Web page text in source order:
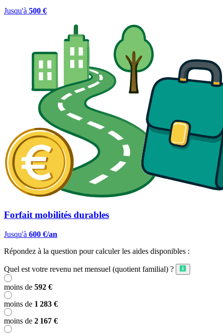
Jusqu'à 500 €
Forfait mobilités durables
Jusqu'à 600 €/an
Répondez à la question pour calculer les aides disponibles :
Quel est votre revenu net mensuel (quotient familial) ?
moins de 592 €
moins de 1 283 €
moins de 2 167 €